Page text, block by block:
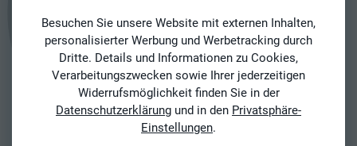
Besuchen Sie unsere Website mit externen Inhalten,
personalisierter Werbung und Werbetracking durch
Dritte. Details und Informationen zu Cookies,
Verarbeitungszwecken sowie Ihrer jederzeitigen
Widerrufsmöglichkeit finden Sie in der
Datenschutzerklärung und in den Privatsphäre-
Einstellungen.